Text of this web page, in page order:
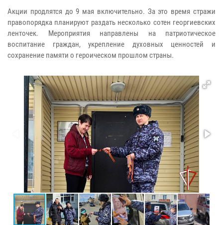
Акции продлятся до 9 мая включительно. За это время стражи
правопорядка планируют раздать несколько сотен георгиевских
ленточек. Мероприятия направлены на патриотическое
воспитание граждан, укрепление духовных ценностей и
сохранение памяти о героическом прошлом страны.